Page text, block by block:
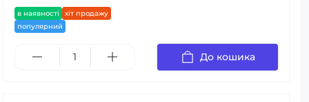
в наявності
хіт продажу
популярний
До кошика